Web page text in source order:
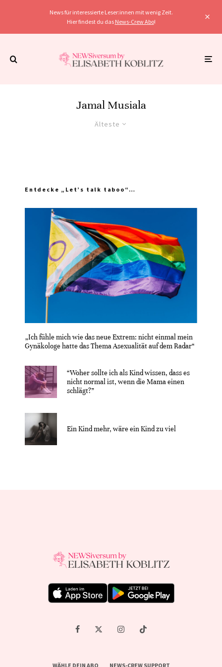
News für interessierte Leser:innen mit wenig Zeit.
Hier findest du das News-Crew Abo!
Jamal Musiala
Älteste
Entdecke „Let’s talk taboo“…
„Ich fühle mich wie das neue Extrem: nicht einmal mein
Gynäkologe hatte das Thema Asexualität auf dem Radar“
“Woher sollte ich als Kind wissen, dass es
nicht normal ist, wenn die Mama einen
schlägt?”
Ein Kind mehr, wäre ein Kind zu viel
WÄHLE DEIN ABO NEWS-CREW SUPPORT